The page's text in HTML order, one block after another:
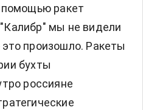
помощью ракет
мы не видели
произошло. Ракеты
бухты
россияне